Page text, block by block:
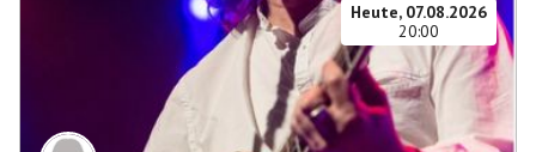
Heute, 07.08.2026
20:00